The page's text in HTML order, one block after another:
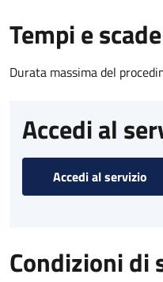
Tempi e
Durata massima del
Accedi al
Accedi al servizio
Condizioni di